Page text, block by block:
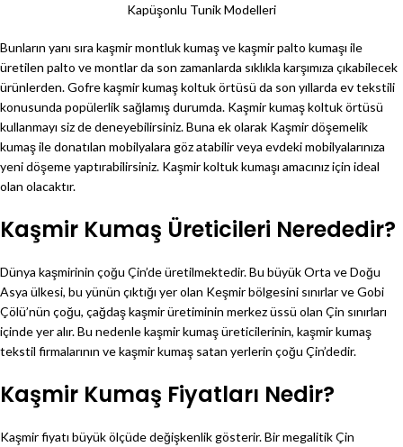
Kapüşonlu Tunik Modelleri
Bunların yanı sıra kaşmir montluk kumaş ve kaşmir palto kumaşı ile
üretilen palto ve montlar da son zamanlarda sıklıkla karşımıza çıkabilecek
ürünlerden. Gofre kaşmir kumaş koltuk örtüsü da son yıllarda ev tekstili
konusunda popülerlik sağlamış durumda. Kaşmir kumaş koltuk örtüsü
kullanmayı siz de deneyebilirsiniz. Buna ek olarak Kaşmir döşemelik
kumaş ile donatılan mobilyalara göz atabilir veya evdeki mobilyalarınıza
yeni döşeme yaptırabilirsiniz. Kaşmir koltuk kumaşı amacınız için ideal
olan olacaktır.
Kaşmir Kumaş Üreticileri Nerededir?
Dünya kaşmirinin çoğu Çin’de üretilmektedir. Bu büyük Orta ve Doğu
Asya ülkesi, bu yünün çıktığı yer olan Keşmir bölgesini sınırlar ve Gobi
Çölü’nün çoğu, çağdaş kaşmir üretiminin merkez üssü olan Çin sınırları
içinde yer alır. Bu nedenle kaşmir kumaş üreticilerinin, kaşmir kumaş
tekstil firmalarının ve kaşmir kumaş satan yerlerin çoğu Çin’dedir.
Kaşmir Kumaş Fiyatları Nedir?
Kaşmir fiyatı büyük ölçüde değişkenlik gösterir. Bir megalitik Çin